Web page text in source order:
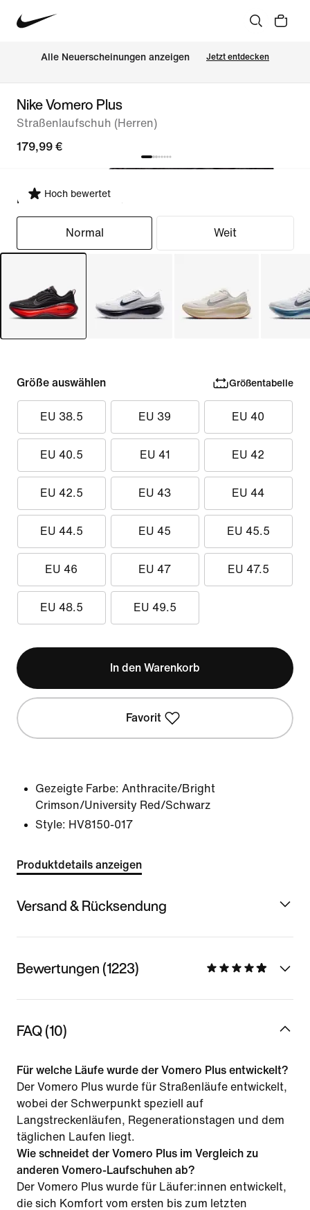
Alle Neuerscheinungen anzeigen Jetzt entdecken
Nike Vomero Plus
Straßenlaufschuh (Herren)
179,99 €
Hoch bewertet
Passform auswählen
Normal Weit
Größe auswählen Größentabelle
EU 38.5 EU 39 EU 40
EU 40.5 EU 41 EU 42
EU 42.5 EU 43 EU 44
EU 44.5 EU 45 EU 45.5
EU 46 EU 47 EU 47.5
EU 48.5 EU 49.5
In den Warenkorb
Favorit
Gezeigte Farbe: Anthracite/Bright
Crimson/University Red/Schwarz
Style: HV8150-017
Produktdetails anzeigen
Versand & Rücksendung
Bewertungen (1223)
FAQ (10)
Für welche Läufe wurde der Vomero Plus entwickelt?
Der Vomero Plus wurde für Straßenläufe entwickelt,
wobei der Schwerpunkt speziell auf
Langstreckenläufen, Regenerationstagen und dem
täglichen Laufen liegt.
Wie schneidet der Vomero Plus im Vergleich zu
anderen Vomero-Laufschuhen ab?
Der Vomero Plus wurde für Läufer:innen entwickelt,
die sich Komfort vom ersten bis zum letzten